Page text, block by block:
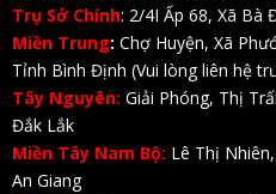
Trụ Sở Chính: 2/4I Ấp 68, Xã Bà
Miền Trung: Chợ Huyện, Xã
Tỉnh Bình Định (Vui lòng liên hệ
Tây Nguyên: Giải Phóng, Thị
Đắk Lắk
Miền Tây Nam Bộ: Lê Thị
An Giang